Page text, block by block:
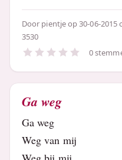
Door pientjeop 30-06-2015
3530
0
Ga weg
Ga weg
Weg van mij